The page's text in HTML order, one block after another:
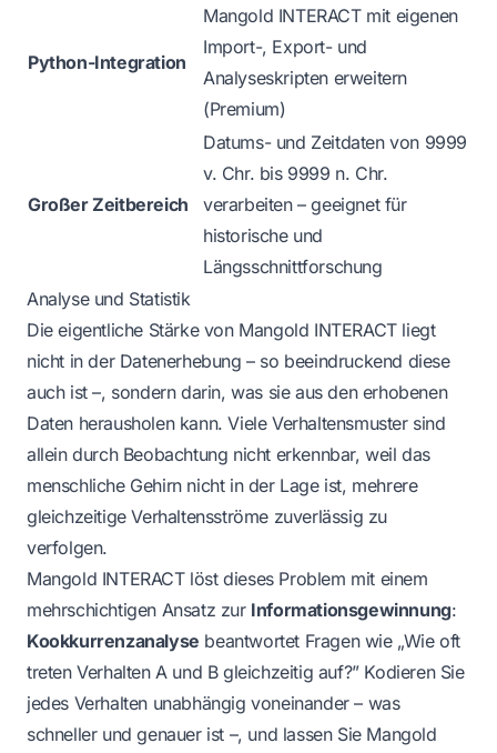
Python-Integration
Mangold INTERACT mit eigenen
Import-, Export- und
Analyseskripten erweitern
(Premium)
Großer Zeitbereich
Datums- und Zeitdaten von 9999
v. Chr. bis 9999 n. Chr.
verarbeiten – geeignet für
historische und
Längsschnittforschung
Analyse und Statistik
Die eigentliche Stärke von Mangold INTERACT liegt
nicht in der Datenerhebung – so beeindruckend diese
auch ist –, sondern darin, was sie aus den erhobenen
Daten herausholen kann. Viele Verhaltensmuster sind
allein durch Beobachtung nicht erkennbar, weil das
menschliche Gehirn nicht in der Lage ist, mehrere
gleichzeitige Verhaltensströme zuverlässig zu
verfolgen.
Mangold INTERACT löst dieses Problem mit einem
mehrschichtigen Ansatz zur Informationsgewinnung:
Kookkurrenzanalyse beantwortet Fragen wie „Wie oft
treten Verhalten A und B gleichzeitig auf?” Kodieren Sie
jedes Verhalten unabhängig voneinander – was
schneller und genauer ist –, und lassen Sie Mangold